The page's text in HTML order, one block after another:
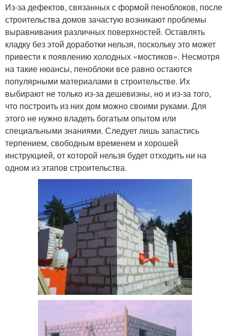
Из-за дефектов, связанных с формой пеноблоков, после
строительства домов зачастую возникают проблемы
выравнивания различных поверхностей. Оставлять
кладку без этой доработки нельзя, поскольку это может
привести к появлению холодных «мостиков». Несмотря
на такие нюансы, пеноблоки все равно остаются
популярными материалами в строительстве. Их
выбирают не только из-за дешевизны, но и из-за того,
что построить из них дом можно своими руками. Для
этого не нужно владеть богатым опытом или
специальными знаниями. Следует лишь запастись
терпением, свободным временем и хорошей
инструкцией, от которой нельзя будет отходить ни на
одном из этапов строительства.